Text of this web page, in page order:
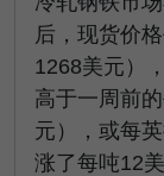
后，现货价
1268美元）
高于一周前
元），或每
涨了每吨12